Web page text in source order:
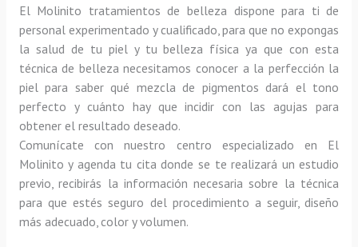
El Molinito tratamientos de belleza dispone para ti de
personal experimentado y cualificado, para que no expongas
la salud de tu piel y tu belleza física ya que con esta
técnica de belleza necesitamos conocer a la perfección la
piel para saber qué mezcla de pigmentos dará el tono
perfecto y cuánto hay que incidir con las agujas para
obtener el resultado deseado.
Comunícate con nuestro centro especializado en El
Molinito y agenda tu cita donde se te realizará un estudio
previo, recibirás la información necesaria sobre la técnica
para que estés seguro del procedimiento a seguir, diseño
más adecuado, color y volumen.